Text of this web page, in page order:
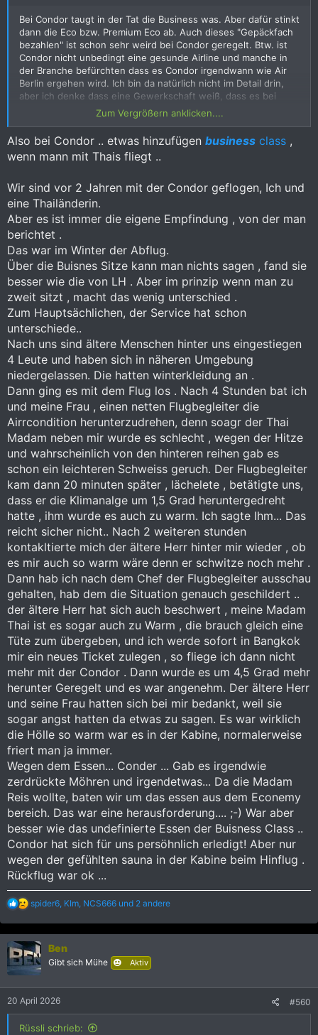
Bei Condor taugt in der Tat die Business was. Aber dafür stinkt
dann die Eco bzw. Premium Eco ab. Auch dieses "Gepäckfach
bezahlen" ist schon sehr weird bei Condor geregelt. Btw. ist
Condor nicht unbedingt eine gesunde Airline und manche in
der Branche befürchten dass es Condor irgendwann wie Air
Berlin ergehen wird. Ich bin da natürlich nicht im Detail drin,
aber ich denke dass eine Gewerkschaft weiß, dass es bei
Condor nichts gibt, weil es da finanziell ohnehin schon vor der
Krise schwierig war. Niemand weiß wie die
Vorgespräche/Sondierungsgespräche zwischen Condor und
den Gewerkschaften gelaufen sind. Bei LH ist es allein bei der
Größe des Unternehmens was anderes. Ähnlich wie bei der
ist.
Zum Vergrößern anklicken....
Also bei Condor .. etwas hinzufügen business class ,
wenn mann mit Thais fliegt ..
Wir sind vor 2 Jahren mit der Condor geflogen, Ich und
eine Thailänderin.
Aber es ist immer die eigene Empfindung , von der man
berichtet .
Das war im Winter der Abflug.
Über die Buisnes Sitze kann man nichts sagen , fand sie
besser wie die von LH . Aber im prinzip wenn man zu
zweit sitzt , macht das wenig unterschied .
Zum Hauptsächlichen, der Service hat schon
unterschiede..
Nach uns sind ältere Menschen hinter uns eingestiegen
4 Leute und haben sich in näheren Umgebung
niedergelassen. Die hatten winterkleidung an .
Dann ging es mit dem Flug los . Nach 4 Stunden bat ich
und meine Frau , einen netten Flugbegleiter die
Airrcondition herunterzudrehen, denn soagr der Thai
Madam neben mir wurde es schlecht , wegen der Hitze
und wahrscheinlich von den hinteren reihen gab es
schon ein leichteren Schweiss geruch. Der Flugbegleiter
kam dann 20 minuten später , lächelete , betätigte uns,
dass er die Klimanalge um 1,5 Grad heruntergedreht
hatte , ihm wurde es auch zu warm. Ich sagte Ihm... Das
reicht sicher nicht.. Nach 2 weiteren stunden
kontakltierte mich der ältere Herr hinter mir wieder , ob
es mir auch so warm wäre denn er schwitze noch mehr .
Dann hab ich nach dem Chef der Flugbegleiter ausschau
gehalten, hab dem die Situation genauch geschildert ..
der ältere Herr hat sich auch beschwert , meine Madam
Thai ist es sogar auch zu Warm , die brauch gleich eine
Tüte zum übergeben, und ich werde sofort in Bangkok
mir ein neues Ticket zulegen , so fliege ich dann nicht
mehr mit der Condor . Dann wurde es um 4,5 Grad mehr
herunter Geregelt und es war angenehm. Der ältere Herr
und seine Frau hatten sich bei mir bedankt, weil sie
sogar angst hatten da etwas zu sagen. Es war wirklich
die Hölle so warm war es in der Kabine, normalerweise
friert man ja immer.
Wegen dem Essen... Conder ... Gab es irgendwie
zerdrückte Möhren und irgendetwas... Da die Madam
Reis wollte, baten wir um das essen aus dem Econemy
bereich. Das war eine herausforderung.... ;-) War aber
besser wie das undefinierte Essen der Buisness Class ..
Condor hat sich für uns persöhnlich erledigt! Aber nur
wegen der gefühlten sauna in der Kabine beim Hinflug .
Rückflug war ok ...
R
a
k
t
i
o
n
:
spider6, KIm, NCS666 und 2 andere
Ben
Gibt sich Mühe Aktiv
20 April 2026 #560
Rüssli schrieb: